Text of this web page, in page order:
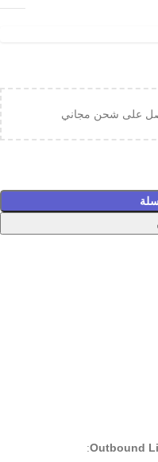
على شحن مجاني
Outbound
: